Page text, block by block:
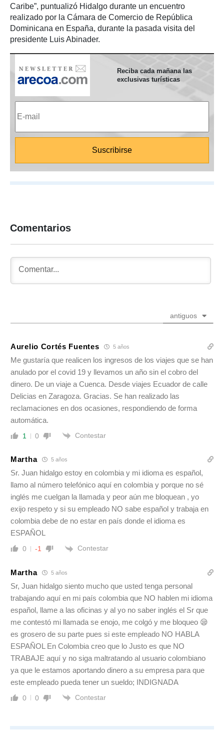
Caribe”, puntualizó Hidalgo durante un encuentro
realizado por la Cámara de Comercio de República
Dominicana en España, durante la pasada visita del
presidente Luis Abinader.
Reciba cada mañana las
exclusivas turísticas
Comentarios
antiguos
Aurelio Cortés Fuentes 5 años
Me gustaría que realicen los ingresos de los viajes que se han
anulado por el covid 19 y llevamos un año sin el cobro del
dinero. De un viaje a Cuenca. Desde viajes Ecuador de calle
Delicias en Zaragoza. Gracias. Se han realizado las
reclamaciones en dos ocasiones, respondiendo de forma
automática.
1 0 Contestar
Martha 5 años
Sr. Juan hidalgo estoy en colombia y mi idioma es español,
llamo al número telefónico aquí en colombia y porque no sé
inglés me cuelgan la llamada y peor aún me bloquean , yo
exijo respeto y si su empleado NO sabe español y trabaja en
colombia debe de no estar en país donde el idioma es
ESPAÑOL
0 -1 Contestar
Martha 5 años
Sr, Juan hidalgo siento mucho que usted tenga personal
trabajando aquí en mi país colombia que NO hablen mi idioma
español, llame a las oficinas y al yo no saber inglés el Sr que
me contestó mi llamada se enojo, me colgó y me bloqueo 😪
es grosero de su parte pues si este empleado NO HABLA
ESPAÑOL En Colombia creo que lo Justo es que NO
TRABAJE aquí y no siga maltratando al usuario colombiano
ya que le estamos aportando dinero a su empresa para que
este empleado pueda tener un sueldo; INDIGNADA
0 0 Contestar